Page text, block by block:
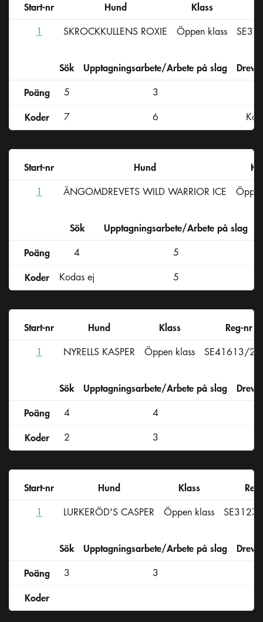
Start-nr Hund Klass
1
SKROCKKULLENS ROXIE Öppen klass
Sök Upptagningsarbete/Arbete på slag
Poäng
5 3
Koder
7 6
Start-nr Hund
1
ÄNGOMDREVETS WILD WARRIOR ICE
Sök Upptagningsarbete/Arbete på slag
Poäng
4
5
Koder
Kodas ej 5
Start-nr Hund Klass
Reg-nr
1
NYRELLS KASPER Öppen klass SE41613/
Sök Upptagningsarbete/Arbete på slag
Poäng
4 4
Koder
2 3
Start-nr Hund Klass
1
LURKERÖD'S CASPER Öppen klass
Sök Upptagningsarbete/Arbete på slag
Poäng
3 3
Koder